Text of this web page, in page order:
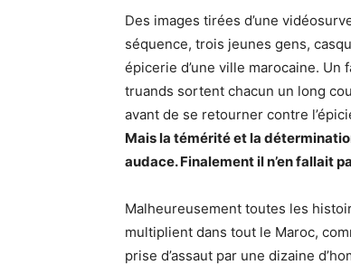
Des images tirées d’une
séquence, trois jeunes gens,
épicerie d’une ville marocaine.
truands sortent chacun un long
avant de se retourner contre
Mais la témérité et la
audace. Finalement il n’en fallait
Malheureusement toutes les
multiplient dans tout le Maroc,
prise d’assaut par une dizaine